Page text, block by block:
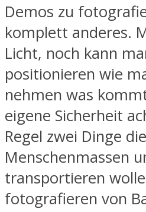
Demos zu
komplett anderes.
Licht, noch kann
positionieren wie
nehmen was
eigene Sicherheit
Regel zwei Dinge
Menschenmassen
transportieren
fotografieren von